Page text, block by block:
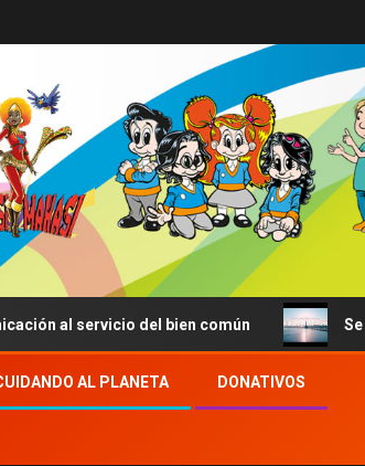
del bien común Se da a
AL PLANETA DONATIVOS